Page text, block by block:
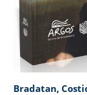
Bradatan,